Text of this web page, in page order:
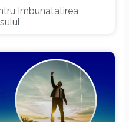
Imbunatatirea